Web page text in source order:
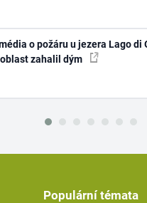
o požáru u jezera Lago di
zahalil dým
Populární témata